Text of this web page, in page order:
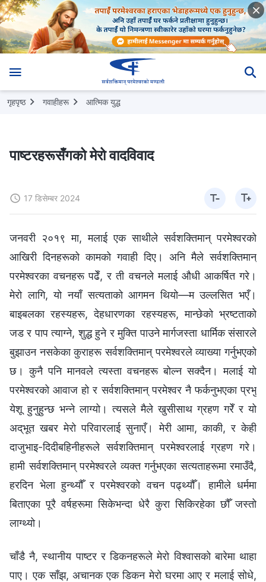
गृहपृष्ठ गवाहीहरू आत्मिक युद्ध
पाष्टरहरूसँगको मेरो वादविवाद
17 डिसेम्बर 2024
जनवरी २०१९ मा, मलाई एक साथीले सर्वशक्तिमान्‌ परमेश्‍वरको
आखिरी दिनहरूको कामको गवाही दिए। अनि मैले सर्वशक्तिमान्
परमेश्‍वरका वचनहरू पढेँ, र ती वचनले मलाई औधी आकर्षित गरे।
मेरो लागि, यो नयाँ सत्यताको आगमन थियो—म उल्‍लसित भएँ।
बाइबलका रहस्यहरू, देहधारणका रहस्यहरू, मान्छेको भ्रष्टताको
जड र पाप त्याग्‍ने, शुद्ध हुने र मुक्ति पाउने मार्गजस्ता धार्मिक संसारले
बुझाउन नसकेका कुराहरू सर्वशक्तिमान्‌ परमेश्‍वरले व्याख्या गर्नुभएको
छ। कुनै पनि मानवले त्यस्ता वचनहरू बोल्‍न सक्दैन। मलाई यो
परमेश्‍वरको आवाज हो र सर्वशक्तिमान्‌ परमेश्‍वर नै फर्कनुभएका प्रभु
येशू हुनुहुन्छ भन्‍ने लाग्यो। त्यसले मैले खुसीसाथ ग्रहण गरेँ र यो
अद्‌भूत खबर मेरो परिवारलाई सुनाएँ। मेरी आमा, काकी, र केही
दाजुभाइ-दिदीबहिनीहरूले सर्वशक्तिमान्‌ परमेश्‍वरलाई ग्रहण गरे।
हामी सर्वशक्तिमान्‌ परमेश्‍वरले व्यक्त गर्नुभएका सत्यताहरूमा रमाउँदै,
हरदिन भेला हुन्थ्यौँ र परमेश्‍वरको वचन पढ्थ्यौँ। हामीले धर्ममा
बिताएका पूरै वर्षहरूमा सिकेभन्दा धेरै कुरा सिकिरहेका छौँ जस्तो
लाग्थ्यो।
चाँडै नै, स्‍थानीय पाष्टर र डिकनहरूले मेरो विश्‍वासको बारेमा थाहा
पाए। एक साँझ, अचानक एक डिकन मेरो घरमा आए र मलाई सोधे,